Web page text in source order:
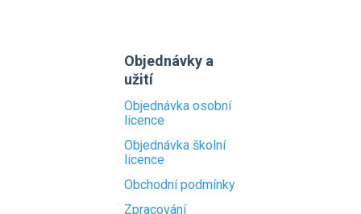
Objednávky a
užití
Objednávka osobní
licence
Objednávka školní
licence
Obchodní podmínky
Zpracování